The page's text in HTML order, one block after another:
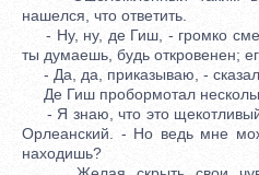
нашелся, что ответить.
- Ну, ну, де Гиш, - громко
ты думаешь, будь откровенен;
- Да, да, приказываю, - сказал
Де Гиш пробормотал
- Я знаю, что это
Орлеанский. - Но ведь мне
находишь?